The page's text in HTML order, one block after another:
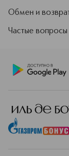
Обмен и
Частые вопросы